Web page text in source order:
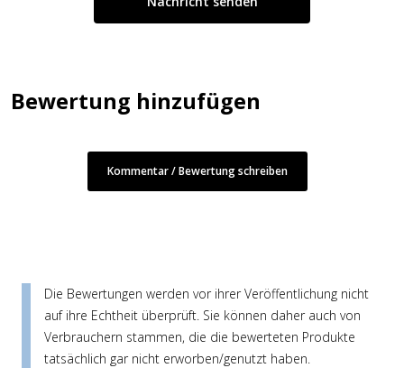
Bewertung hinzufügen
Kommentar / Bewertung schreiben
Die Bewertungen werden vor ihrer Veröffentlichung nicht
auf ihre Echtheit überprüft. Sie können daher auch von
Verbrauchern stammen, die die bewerteten Produkte
tatsächlich gar nicht erworben/genutzt haben.